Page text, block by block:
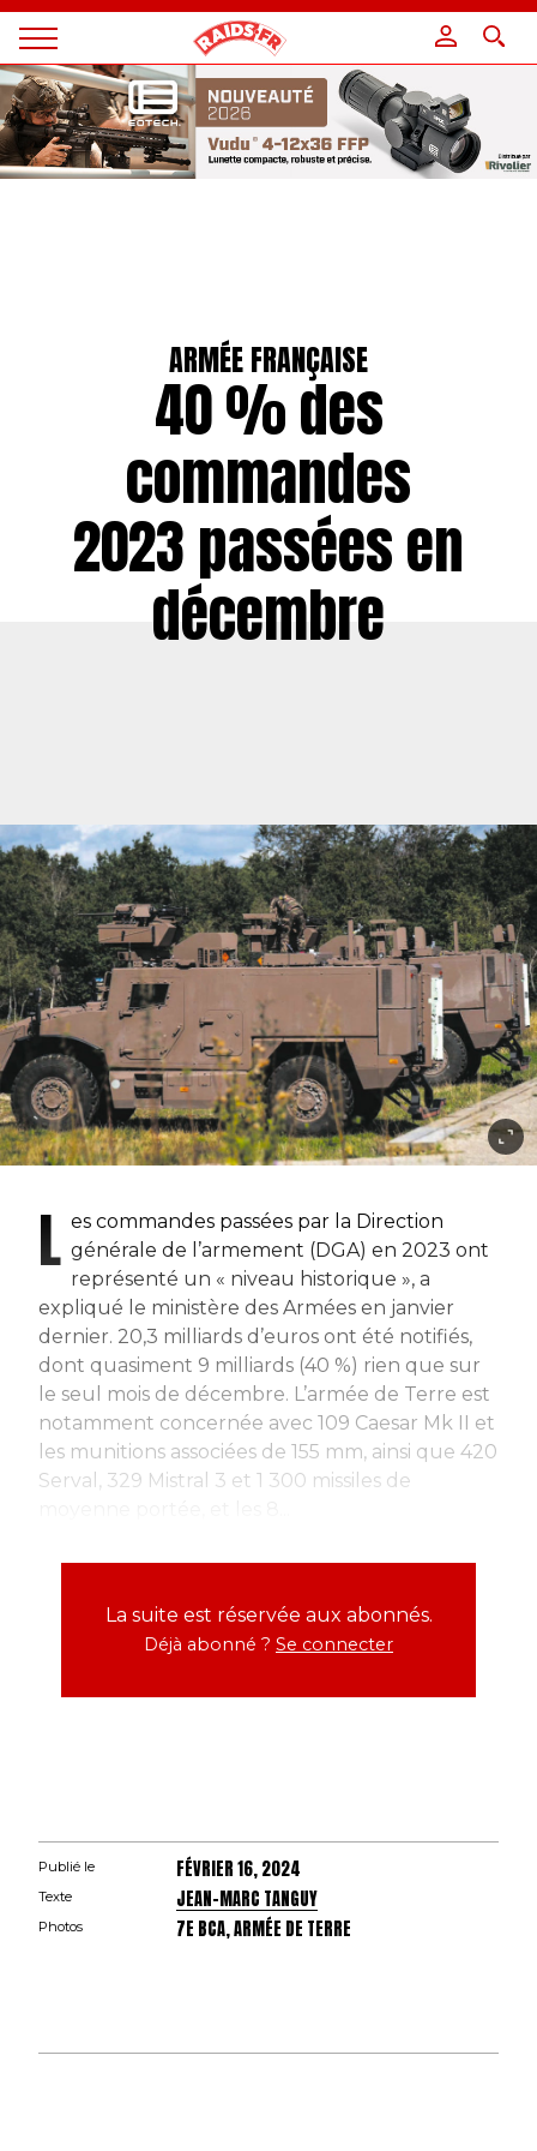
Magazine
Raids
ARMÉE FRANÇAISE
40 % des
commandes
2023 passées en
décembre
L es commandes passées par la Direction
générale de l’armement (DGA) en 2023 ont
représenté un « niveau historique », a
expliqué le ministère des Armées en janvier
dernier. 20,3 milliards d’euros ont été notifiés,
dont quasiment 9 milliards (40 %) rien que sur
le seul mois de décembre. L’armée de Terre est
notamment concernée avec 109 Caesar Mk II et
les munitions associées de 155 mm, ainsi que 420
Serval, 329 Mistral 3 et 1 300 missiles de
La suite est réservée aux abonnés.
Déjà abonné ? Se connecter
Publié le FÉVRIER 16, 2024
Texte JEAN-MARC TANGUY
Photos 7E BCA, ARMÉE DE TERRE
Panneau de gestion des cookies